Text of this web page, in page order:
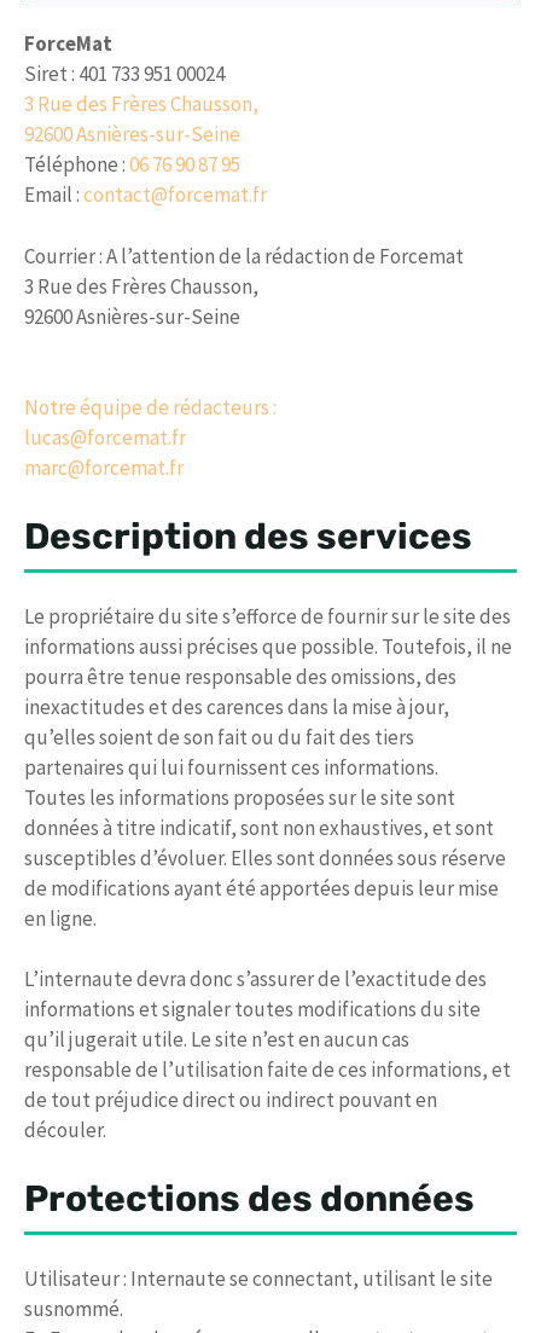
ForceMat
Siret : 401 733 951 00024
3 Rue des Frères Chausson,
92600 Asnières-sur-Seine
Téléphone :06 76 90 87 95
Email :contact@forcemat.fr
Courrier : A l’attention de la rédaction de Forcemat
3 Rue des Frères Chausson,
92600 Asnières-sur-Seine
Notre équipe de rédacteurs :
lucas@forcemat.fr
marc@forcemat.fr
Description des services
Le propriétaire du site s’efforce de fournir sur le site des
informations aussi précises que possible. Toutefois, il ne
pourra être tenue responsable des omissions, des
inexactitudes et des carences dans la mise à jour,
qu’elles soient de son fait ou du fait des tiers
partenaires qui lui fournissent ces informations.
Toutes les informations proposées sur le site sont
données à titre indicatif, sont non exhaustives, et sont
susceptibles d’évoluer. Elles sont données sous réserve
de modifications ayant été apportées depuis leur mise
en ligne.
L’internaute devra donc s’assurer de l’exactitude des
informations et signaler toutes modifications du site
qu’il jugerait utile. Le site n’est en aucun cas
responsable de l’utilisation faite de ces informations, et
de tout préjudice direct ou indirect pouvant en
découler.
Protections des données
Utilisateur : Internaute se connectant, utilisant le site
susnommé.